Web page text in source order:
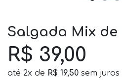
Salgada Mix de
R$ 39,00
até 2x de R$ 19,50 sem juros